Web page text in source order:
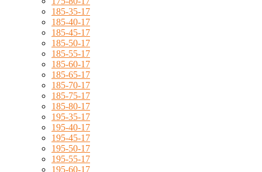
185-35-17
185-40-17
185-45-17
185-50-17
185-55-17
185-60-17
185-65-17
185-70-17
185-75-17
185-80-17
195-35-17
195-40-17
195-45-17
195-50-17
195-55-17
195-60-17